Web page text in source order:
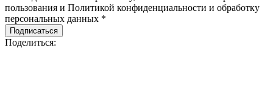
пользования и Политикой конфиденциальности и обработку
персональных данных *
Подписаться
Поделиться: